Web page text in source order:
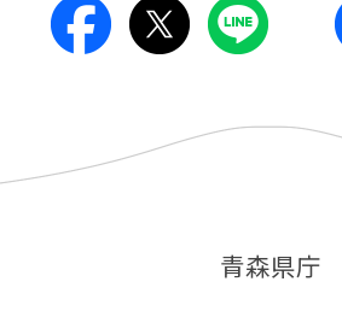
青森県庁